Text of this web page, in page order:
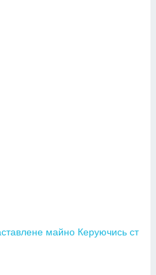
майно Керуючись ст